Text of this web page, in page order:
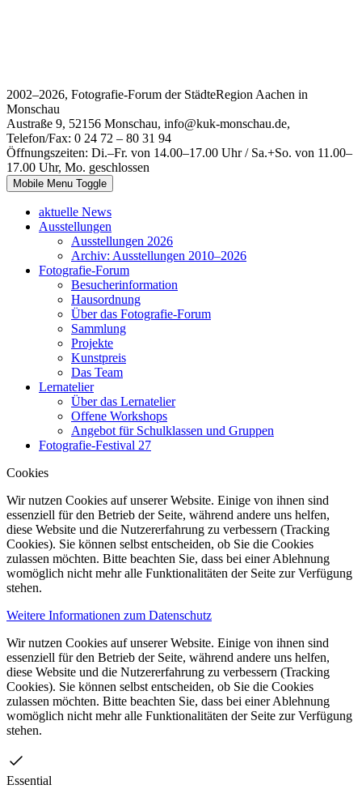
2002–2026, Fotografie-Forum der StädteRegion Aachen in
Monschau
Austraße 9, 52156 Monschau, info@kuk-monschau.de,
Telefon/Fax: 0 24 72 – 80 31 94
Öffnungszeiten: Di.–Fr. von 14.00–17.00 Uhr / Sa.+So. von 11.00–
17.00 Uhr, Mo. geschlossen
Mobile Menu Toggle
aktuelle News
Ausstellungen
Ausstellungen 2026
Archiv: Ausstellungen 2010–2026
Fotografie-Forum
Besucherinformation
Hausordnung
Über das Fotografie-Forum
Sammlung
Projekte
Kunstpreis
Das Team
Lernatelier
Über das Lernatelier
Offene Workshops
Angebot für Schulklassen und Gruppen
Fotografie-Festival 27
Cookies
Wir nutzen Cookies auf unserer Website. Einige von ihnen sind
essenziell für den Betrieb der Seite, während andere uns helfen,
diese Website und die Nutzererfahrung zu verbessern (Tracking
Cookies). Sie können selbst entscheiden, ob Sie die Cookies
zulassen möchten. Bitte beachten Sie, dass bei einer Ablehnung
womöglich nicht mehr alle Funktionalitäten der Seite zur Verfügung
stehen.
Weitere Informationen zum Datenschutz
Wir nutzen Cookies auf unserer Website. Einige von ihnen sind
essenziell für den Betrieb der Seite, während andere uns helfen,
diese Website und die Nutzererfahrung zu verbessern (Tracking
Cookies). Sie können selbst entscheiden, ob Sie die Cookies
zulassen möchten. Bitte beachten Sie, dass bei einer Ablehnung
womöglich nicht mehr alle Funktionalitäten der Seite zur Verfügung
stehen.
Essential